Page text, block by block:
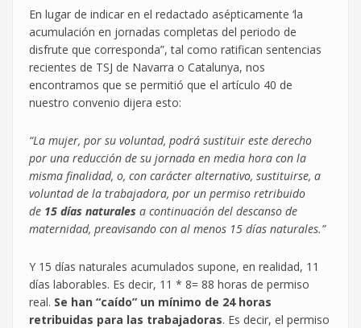
En lugar de indicar en el redactado asépticamente ‘la
acumulación en jornadas completas del periodo de
disfrute que corresponda”, tal como ratifican sentencias
recientes de TSJ de Navarra o Catalunya, nos
encontramos que se permitió que el artículo 40 de
nuestro convenio dijera esto:
“La mujer, por su voluntad, podrá sustituir este derecho
por una reducción de su jornada en media hora con la
misma finalidad, o, con carácter alternativo, sustituirse, a
voluntad de la trabajadora, por un permiso retribuido
de 15 días naturales a continuación del descanso de
maternidad, preavisando con al menos 15 días naturales.”
Y 15 días naturales acumulados supone, en realidad, 11
días laborables. Es decir, 11 * 8= 88 horas de permiso
real. Se han “caído” un mínimo de 24 horas
retribuidas para las trabajadoras. Es decir, el permiso